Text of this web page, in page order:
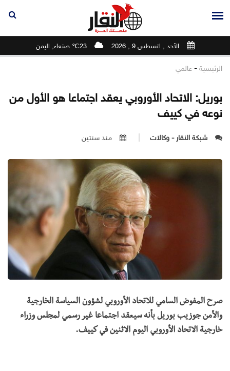
الأحد , اغسطس 9 , 2026 23℃ صنعاء, اليمن
الرئيسية - عالمي
بوريل: الاتحاد الأوروبي يعقد اجتماعا هو الأول من
نوعه في كييف
شبكة النقار - وكالات منذ سنتين
صرح المفوض السامي للاتحاد الأوروبي لشؤون السياسة الخارجية
والأمن جوزيب بوريل بأنه سيعقد اجتماعا غير رسمي لمجلس وزراء
خارجية الاتحاد الأوروبي اليوم الاثنين في كييف.